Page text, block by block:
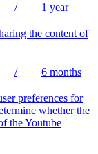
/ 1 year
the content of
/ 6 months
preferences for
whether the
the Youtube